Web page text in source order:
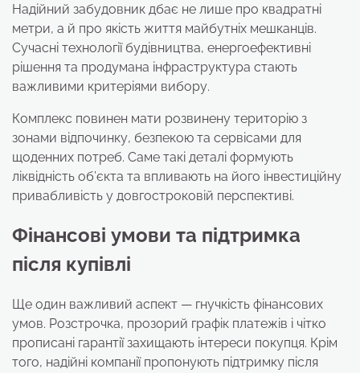
Надійний забудовник дбає не лише про квадратні
метри, а й про якість життя майбутніх мешканців.
Сучасні технології будівництва, енергоефективні
рішення та продумана інфраструктура стають
важливими критеріями вибору.
Комплекс повинен мати розвинену територію з
зонами відпочинку, безпекою та сервісами для
щоденних потреб. Саме такі деталі формують
ліквідність об’єкта та впливають на його інвестиційну
привабливість у довгостроковій перспективі.
Фінансові умови та підтримка
після купівлі
Ще один важливий аспект — гнучкість фінансових
умов. Розстрочка, прозорий графік платежів і чітко
прописані гарантії захищають інтереси покупця. Крім
того, надійні компанії пропонують підтримку після